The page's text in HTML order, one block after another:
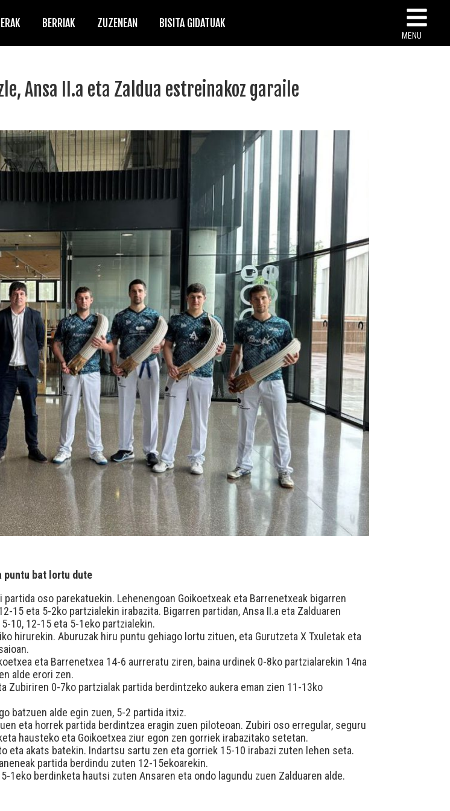
BERRIAK ZUZENEAN BISITA GIDATUAK
MENU
Ansa II.a eta Zaldua estreinakoz garaile
puntu bat lortu dute
oso parekatuekin. Lehenengoan Goikoetxeak eta Barrenetxeak bigarren
15 eta 5-2ko partzialekin irabazita. Bigarren partidan, Ansa II.a eta Zalduaren
10, 12-15 eta 5-1eko partzialekin.
hirurekin. Aburuzak hiru puntu gehiago lortu zituen, eta Gurutzeta X Txuletak eta
eta Barrenetxea 14-6 aurreratu ziren, baina urdinek 0-8ko partzialarekin 14na
alde erori zen.
Zubiriren 0-7ko partzialak partida berdintzeko aukera eman zien 11-13ko
batzuen alde egin zuen, 5-2 partida itxiz.
eta horrek partida berdintzea eragin zuen piloteoan. Zubiri oso erregular, seguru
hausteko eta Goikoetxea ziur egon zen gorriek irabazitako setetan.
eta akats batekin. Indartsu sartu zen eta gorriek 15-10 irabazi zuten lehen seta.
partida berdindu zuten 12-15ekoarekin.
1eko berdinketa hautsi zuten Ansaren eta ondo lagundu zuen Zalduaren alde.